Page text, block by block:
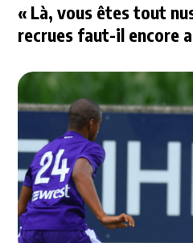
« Là, vous êtes tout
recrues faut-il encore